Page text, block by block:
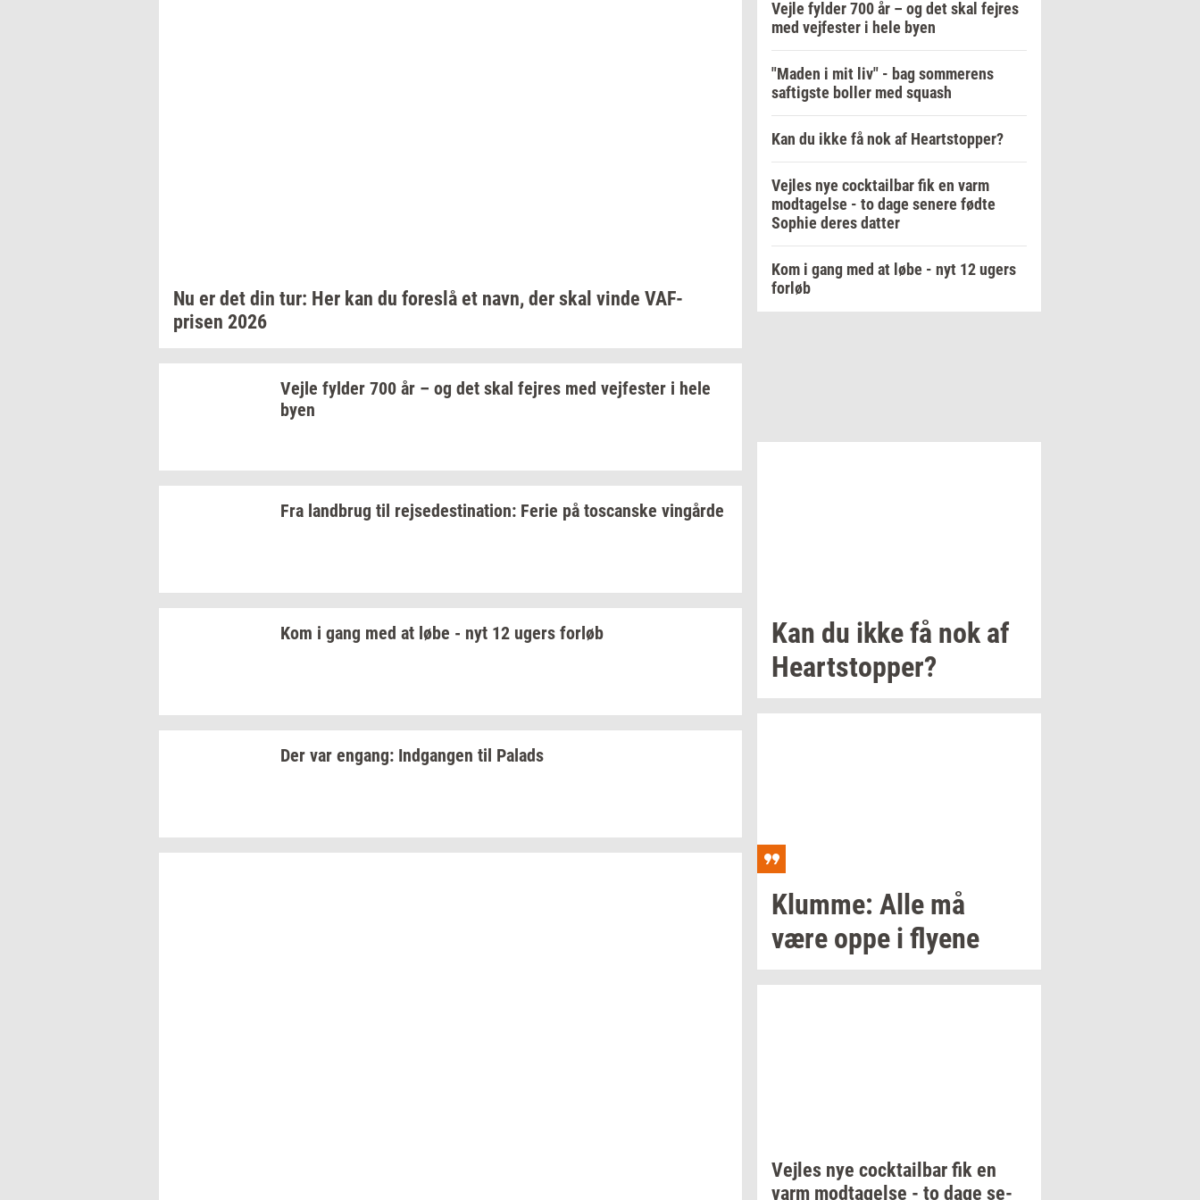
Nu er det din tur: Her kan du fo­re­slå et navn, der skal vinde VAF-​
prisen 2026
Vejle fyl­der 700 år – og det skal fejres med vej­fe­ster i hele
byen
Fra land­brug til rej­se­desti­na­tion: Ferie på toscan­ske vin­går­de
Kom i gang med at løbe - nyt 12 ugers for­løb
Der var en­gang: Ind­gan­gen til Pa­lads
Vejle fylder 700 år – og det skal fejres
med vejfester i hele byen
"Maden i mit liv" - bag sommerens
saftigste boller med squash
Kan du ikke få nok af Heartstopper?
Vejles nye cocktailbar fik en varm
modtagelse - to dage senere fødte
Sophie deres datter
Kom i gang med at løbe - nyt 12 ugers
forløb
Kan du ikke få nok af
Heart­stop­per?
Klum­me: Alle må
være oppe i fly­e­ne
Vej­les nye co­ck­tail­bar fik en
varm mod­ta­gel­se - to dage se­